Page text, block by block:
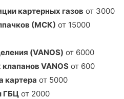
картерных газов от 3000
(МСК) от 15000
(VANOS) от 6000
VANOS от 600
картера от 5000
ГБЦ от 2000